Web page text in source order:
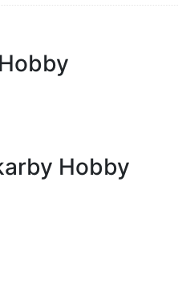
Hobby